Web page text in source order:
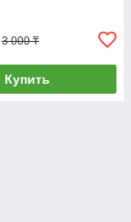
3 000 ₸
Купить